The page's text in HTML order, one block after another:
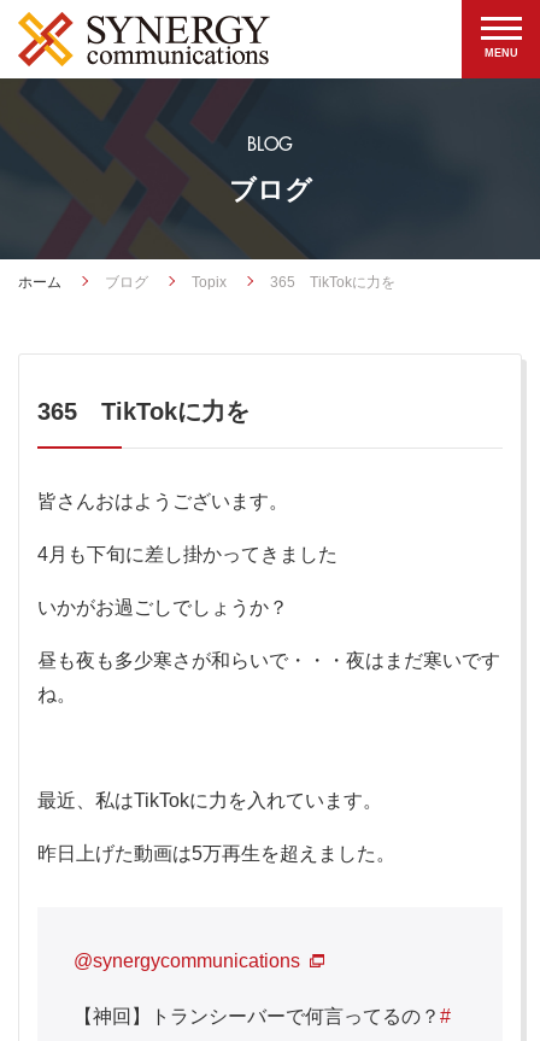
BLOG
ブログ
ホーム ブログ Topix 365 TikTokに力を
365 TikTokに力を
皆さんおはようございます。
4月も下旬に差し掛かってきました
いかがお過ごしでしょうか？
昼も夜も多少寒さが和らいで・・・夜はまだ寒いです
ね。
最近、私はTikTokに力を入れています。
昨日上げた動画は5万再生を超えました。
@synergycommunications
【神回】トランシーバーで何言ってるの？ #